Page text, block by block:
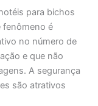
para bichos
fenômeno é
no número de
e que não
A segurança
são atrativos